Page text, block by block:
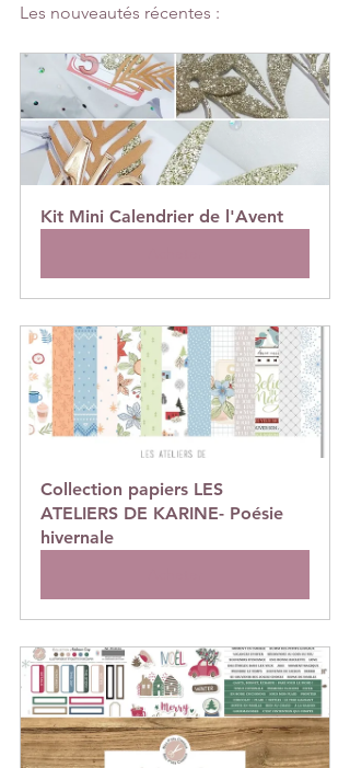
Les nouveautés récentes :
Kit Mini Calendrier de l'Avent
Collection papiers LES
ATELIERS DE KARINE- Poésie
hivernale